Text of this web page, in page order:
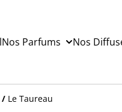
Nos Parfums Nos
/ Le Taureau